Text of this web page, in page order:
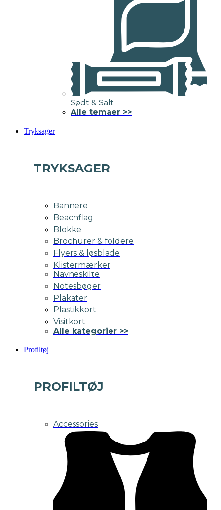
Sødt & Salt
Alle temaer >>
Tryksager
TRYKSAGER
Bannere
Beachflag
Blokke
Brochurer & foldere
Flyers & løsblade
Klistermærker
Navneskilte
Notesbøger
Plakater
Plastikkort
Visitkort
Alle kategorier >>
Profiltøj
PROFILTØJ
Accessories